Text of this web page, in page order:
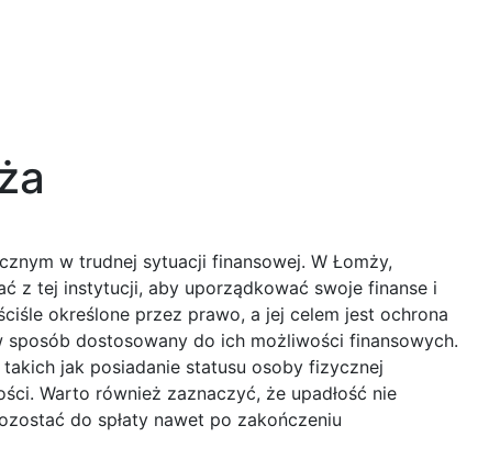
w trudnej sytuacji finansowej. W Łomży,
z tej instytucji, aby uporządkować swoje finanse i
określone przez prawo, a jej celem jest ochrona
dostosowany do ich możliwości finansowych.
takich jak posiadanie statusu osoby fizycznej
Warto również zaznaczyć, że upadłość nie
do spłaty nawet po zakończeniu